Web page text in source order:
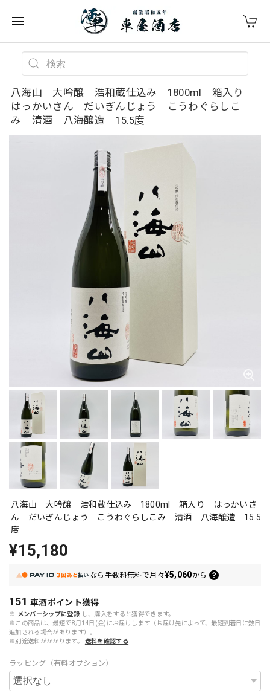
八海山 大吟醸 浩和蔵仕込み 1800ml 箱入り
はっかいさん だいぎんじょう こうわぐらしこ
み 清酒 八海醸造 15.5度
八海山 大吟醸 浩和蔵仕込み 1800ml 箱入り はっかいさ
ん だいぎんじょう こうわぐらしこみ 清酒 八海醸造 15.5
度
¥15,180
なら 手数料無料で月々¥5,060から
151 車酒ポイント獲得
※ メンバーシップに登録 し、購入をすると獲得できます。
※この商品は、最短で8月14日(金)にお届けします（お届け先によって、最短到着日に数日
追加される場合があります）。
※別途送料がかかります。
送料を確認する
ラッピング（有料オプション）